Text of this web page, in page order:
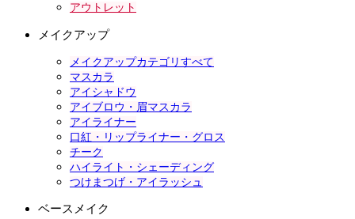
アウトレット
メイクアップ
メイクアップカテゴリすべて
マスカラ
アイシャドウ
アイブロウ・眉マスカラ
アイライナー
口紅・リップライナー・グロス
チーク
ハイライト・シェーディング
つけまつげ・アイラッシュ
ベースメイク